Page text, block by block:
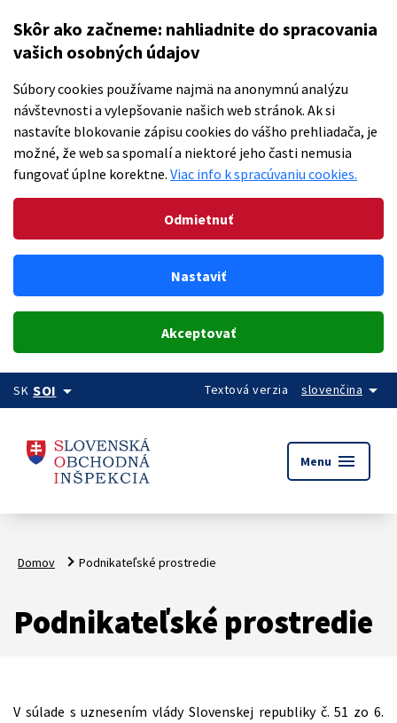
Skôr ako začneme: nahliadnite do spracovania
vašich osobných údajov
Súbory cookies používame najmä na anonymnú analýzu
návštevnosti a vylepšovanie našich web stránok. Ak si
nastavíte blokovanie zápisu cookies do vášho prehliadača, je
možné, že web sa spomalí a niektoré jeho časti nemusia
fungovať úplne korektne. Viac info k spracúvaniu cookies.
Odmietnuť
Nastaviť
Akceptovať
SK SOIarrow_drop_down Textová verzia slovenčina arrow_drop_down
Menu menu
Domov Podnikateľské prostredie
Podnikateľské prostredie
V súlade s uznesením vlády Slovenskej republiky č. 51 zo 6.